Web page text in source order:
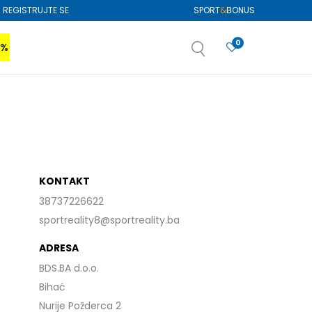
SPORT&BONUS
REGISTRUJTE SE
0
KONTAKT
38737226622
sportreality8@sportreality.ba
ADRESA
BDS.BA d.o.o.
Bihać
Nurije Požderca 2